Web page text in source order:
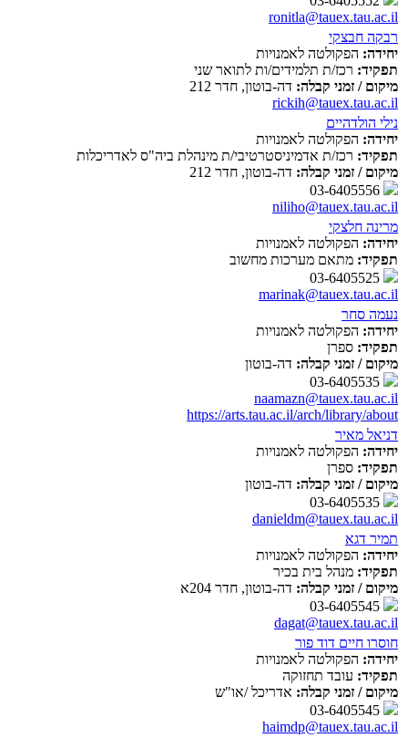
ronitla@tauex.tau.ac.il
רבקה חבצקי
יחידה: הפקולטה לאמנויות
תפקיד: רכז/ת תלמידים/ות לתואר שני
מיקום / זמני קבלה: דה-בוטון, חדר 212
rickih@tauex.tau.ac.il
נילי הולדהיים
יחידה: הפקולטה לאמנויות
תפקיד: רכז/ת אדמיניסטרטיבי/ת מינהלת ביה"ס לאדריכלות
מיקום / זמני קבלה: דה-בוטון, חדר 212
niliho@tauex.tau.ac.il
מרינה חלצקי
יחידה: הפקולטה לאמנויות
תפקיד: מתאם מערכות מחשוב
marinak@tauex.tau.ac.il
נעמה סחר
יחידה: הפקולטה לאמנויות
תפקיד: ספרן
מיקום / זמני קבלה: דה-בוטון
naamazn@tauex.tau.ac.il
https://arts.tau.ac.il/arch/library/about
דניאל מאיר
יחידה: הפקולטה לאמנויות
תפקיד: ספרן
מיקום / זמני קבלה: דה-בוטון
danieldm@tauex.tau.ac.il
תמיר דגא
יחידה: הפקולטה לאמנויות
תפקיד: מנהל בית בכיר
מיקום / זמני קבלה: דה-בוטון, חדר 204א
dagat@tauex.tau.ac.il
חוסרו חיים דוד פור
יחידה: הפקולטה לאמנויות
תפקיד: עובד תחזוקה
מיקום / זמני קבלה: אדריכל /או"ש
haimdp@tauex.tau.ac.il